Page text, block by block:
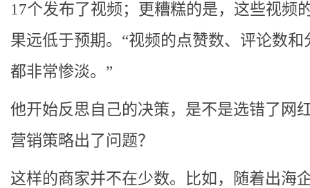
17个发布了视频；更糟糕的是，这些视频
果远低于预期。“视频的点赞数、评论数和
都非常惨淡。”
他开始反思自己的决策，是不是选错了网
营销策略出了问题？
这样的商家并不在少数。比如，随着出海